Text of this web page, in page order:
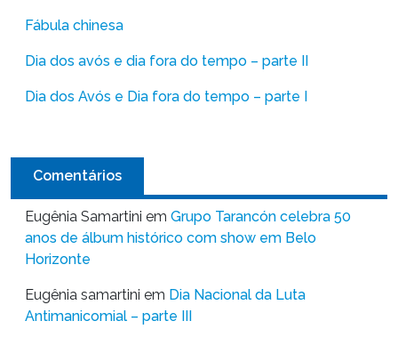
Fábula chinesa
Dia dos avós e dia fora do tempo – parte II
Dia dos Avós e Dia fora do tempo – parte I
Comentários
Eugênia Samartini em Grupo Tarancón celebra 50
anos de álbum histórico com show em Belo
Horizonte
Eugênia samartini em Dia Nacional da Luta
Antimanicomial – parte III